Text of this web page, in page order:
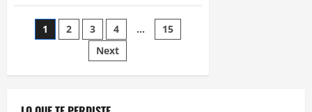
Claudia
Agatón
la
fase
estatal
Encuentro
y
Paginación
1 2 3 4 …
15
Next